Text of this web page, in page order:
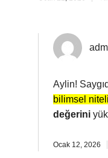
Aylin!
bilimsel
değerini
Ocak 12, 2026